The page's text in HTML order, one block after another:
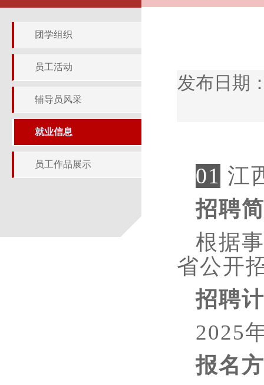
团学组织
员工活动
辅导员风采
就业信息
员工作品展示
发布日
01 江
招聘
根据
省公开
招聘
2025
报名